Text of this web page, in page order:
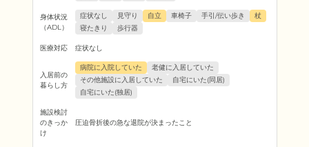
身体状況
（ADL）
症状なし 見守り 自立 車椅子 手引/伝い歩き
杖
寝たきり
歩行器
医療対応 症状なし
入居前の
暮らし方
病院に入院していた
老健に入居していた
その他施設に入居していた
自宅にいた(同居)
自宅にいた(独居)
施設検討
のきっか
け
圧迫骨折後の急な退院が決まったこと